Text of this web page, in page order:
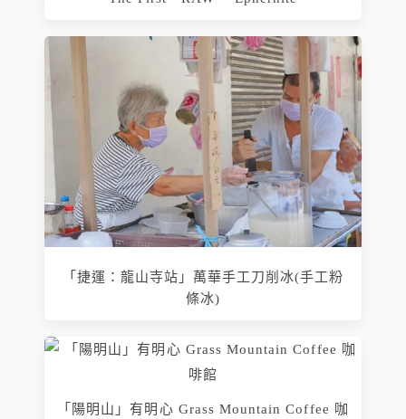
「捷運：龍山寺站」萬華手工刀削冰(手工粉
條冰)
「陽明山」有明心 Grass Mountain Coffee 咖